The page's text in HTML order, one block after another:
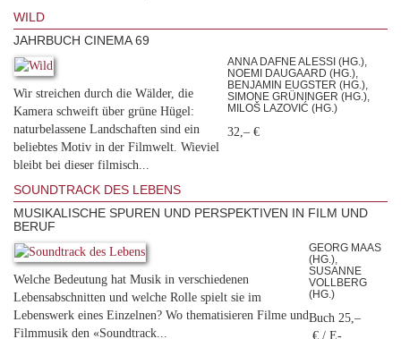
WILD
JAHRBUCH CINEMA 69
Wir streichen durch die Wälder, die
Kamera schweift über grüne Hügel:
naturbelassene Landschaften sind ein
beliebtes Motiv in der Filmwelt. Wieviel
bleibt bei dieser filmisch...
ANNA DAFNE ALESSI (HG.),
NOEMI DAUGAARD (HG.),
BENJAMIN EUGSTER (HG.),
SIMONE GRÜNINGER (HG.),
MILOŠ LAZOVIĆ (HG.)
32,– €
SOUNDTRACK DES LEBENS
MUSIKALISCHE SPUREN UND PERSPEKTIVEN IN FILM UND
BERUF
Welche Bedeutung hat Musik in verschiedenen
Lebensabschnitten und welche Rolle spielt sie im
Lebenswerk eines Einzelnen? Wo thematisieren Filme und
Filmmusik den «Soundtrack...
GEORG MAAS
(HG.),
SUSANNE
VOLLBERG
(HG.)
Buch 25,–
€ / E-